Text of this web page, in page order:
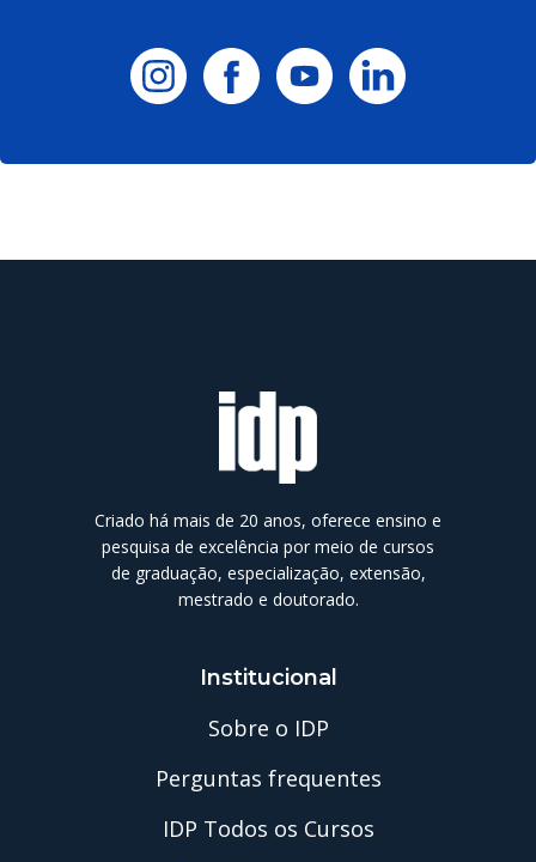
Criado há mais de 20 anos, oferece ensino e
pesquisa de excelência por meio de cursos
de graduação, especialização, extensão,
mestrado e doutorado.
Institucional
Sobre o IDP
Perguntas frequentes
IDP Todos os Cursos